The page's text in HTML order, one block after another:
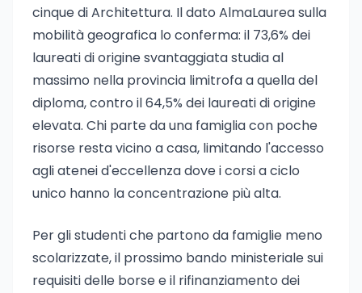
cinque di Architettura. Il dato AlmaLaurea sulla
mobilità geografica lo conferma: il 73,6% dei
laureati di origine svantaggiata studia al
massimo nella provincia limitrofa a quella del
diploma, contro il 64,5% dei laureati di origine
elevata. Chi parte da una famiglia con poche
risorse resta vicino a casa, limitando l'accesso
agli atenei d'eccellenza dove i corsi a ciclo
unico hanno la concentrazione più alta.
Per gli studenti che partono da famiglie meno
scolarizzate, il prossimo bando ministeriale sui
requisiti delle borse e il rifinanziamento dei